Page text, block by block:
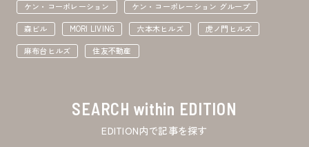
ケン・コーポレーション
ケン・コーポレーション グループ
森ビル
MORI LIVING 六本木ヒルズ
虎ノ門ヒルズ
麻布台ヒルズ
住友不動産
SEARCH within EDITION
EDITION内で記事を探す